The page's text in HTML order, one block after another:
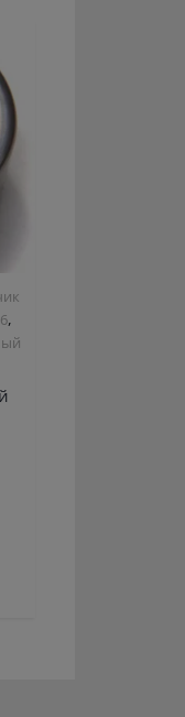
,